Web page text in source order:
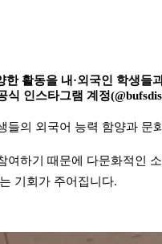
한 활동을 내 ·외국인 학생들
식 인스타그램 계정
들의 외국어 능력 함양과 문
여하기 때문에 다문화적인
기회가 주어집니다.